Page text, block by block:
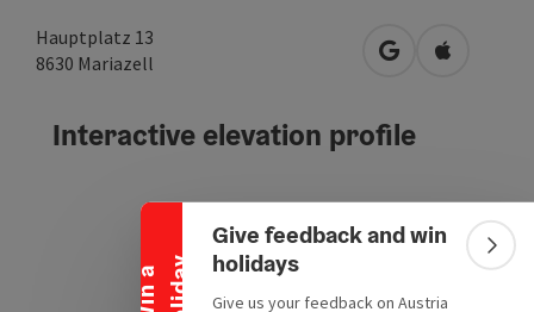
W
i
n
a
h
o
l
i
d
a y
Collapse banner
Give feedback and win
holidays
Give us your feedback on Austria
Hauptplatz 13
8630 Mariazell open in Google
Open in
Interactive elevation profile